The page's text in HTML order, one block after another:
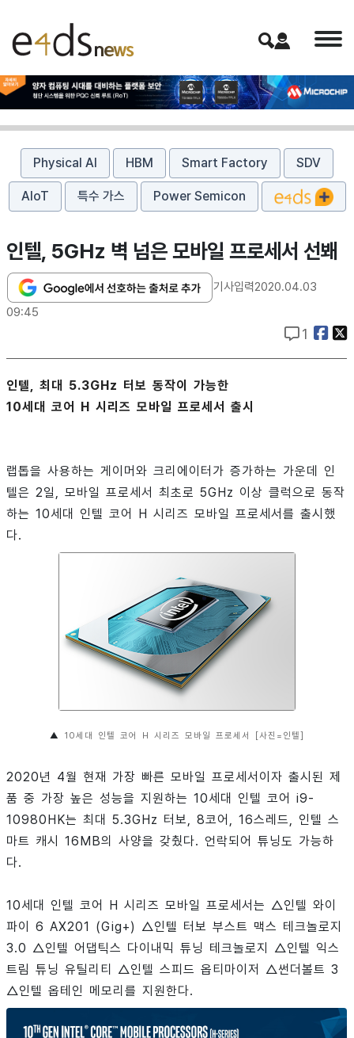
Physical AI HBM Smart Factory SDV
AIoT 특수 가스 Power Semicon
인텔, 5GHz 벽 넘은 모바일 프로세서 선봬
기사입력2020.04.03
09:45
1
인텔, 최대 5.3GHz 터보 동작이 가능한
10세대 코어 H 시리즈 모바일 프로세서 출시
랩톱을 사용하는 게이머와 크리에이터가 증가하는 가운데 인
텔은 2일, 모바일 프로세서 최초로 5GHz 이상 클럭으로 동작
하는 10세대 인텔 코어 H 시리즈 모바일 프로세서를 출시했
다.
▲ 10세대 인텔 코어 H 시리즈 모바일 프로세서 [사진=인텔]
2020년 4월 현재 가장 빠른 모바일 프로세서이자 출시된 제
품 중 가장 높은 성능을 지원하는 10세대 인텔 코어 i9-
10980HK는 최대 5.3GHz 터보, 8코어, 16스레드, 인텔 스
마트 캐시 16MB의 사양을 갖췄다. 언락되어 튜닝도 가능하
다.
10세대 인텔 코어 H 시리즈 모바일 프로세서는 △인텔 와이
파이 6 AX201 (Gig+) △인텔 터보 부스트 맥스 테크놀로지
3.0 △인텔 어댑틱스 다이내믹 튜닝 테크놀로지 △인텔 익스
트림 튜닝 유틸리티 △인텔 스피드 옵티마이저 △썬더볼트 3
△인텔 옵테인 메모리를 지원한다.